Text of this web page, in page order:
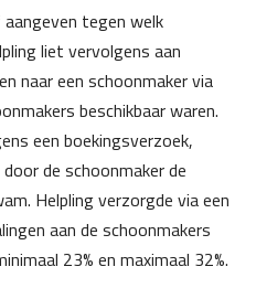
tegen welk
liet vervolgens aan
naar een schoonmaker via
beschikbaar waren.
een boekingsverzoek,
de schoonmaker de
Helpling verzorgde via een
aan de schoonmakers
23% en maximaal 32%.